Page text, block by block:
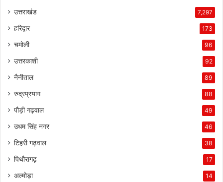
उत्तराखंड 7,297
हरिद्वार 173
चमोली 96
उत्तरकाशी 92
नैनीताल 89
रुद्रप्रयाग 88
पौड़ी गढ़वाल 49
उधम सिंह नगर 46
टिहरी गढ़वाल 38
पिथौरागढ़ 17
अल्मोड़ा 14